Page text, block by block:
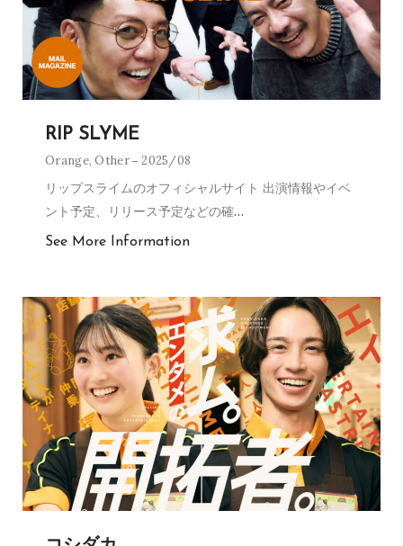
RIP SLYME
Orange,Other 2025/08
リップスライムのオフィシャルサイト 出演情報やイベ
ント予定、リリース予定などの確…
See More Information